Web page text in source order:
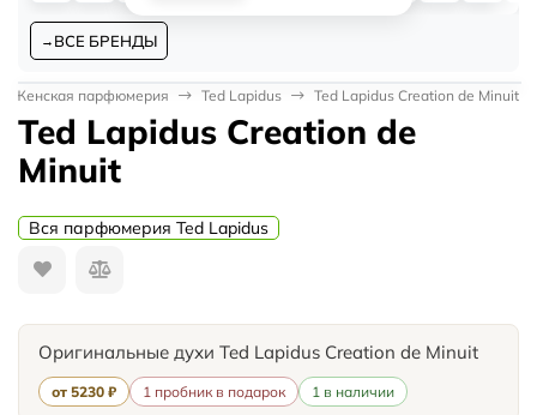
ВСЕ БРЕНДЫ
Женская парфюмерия Ted Lapidus Ted Lapidus Creation de Minuit
Ted Lapidus Creation de
Minuit
Вся парфюмерия Ted Lapidus
Оригинальные духи Ted Lapidus Creation de Minuit
от 5230 ₽ 1 пробник в подарок 1 в наличии